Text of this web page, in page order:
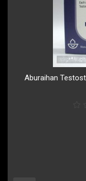
Aburaihan